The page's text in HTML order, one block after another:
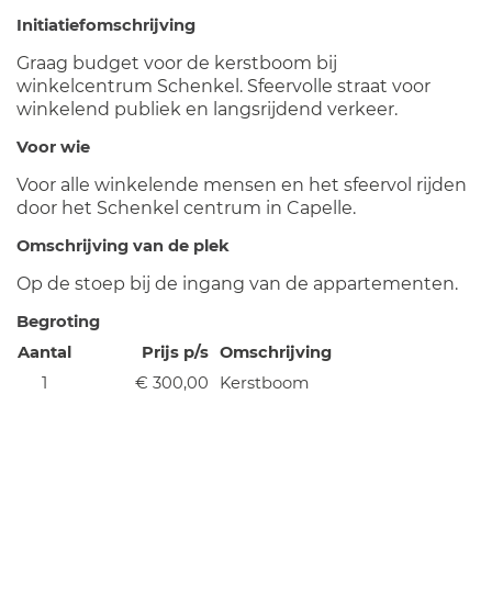
Initiatiefomschrijving
Graag budget voor de kerstboom bij
winkelcentrum Schenkel. Sfeervolle straat voor
winkelend publiek en langsrijdend verkeer.
Voor wie
Voor alle winkelende mensen en het sfeervol rijden
door het Schenkel centrum in Capelle.
Omschrijving van de plek
Op de stoep bij de ingang van de appartementen.
Begroting
Aantal
Prijs p/s Omschrijving
1
€ 300,00 Kerstboom